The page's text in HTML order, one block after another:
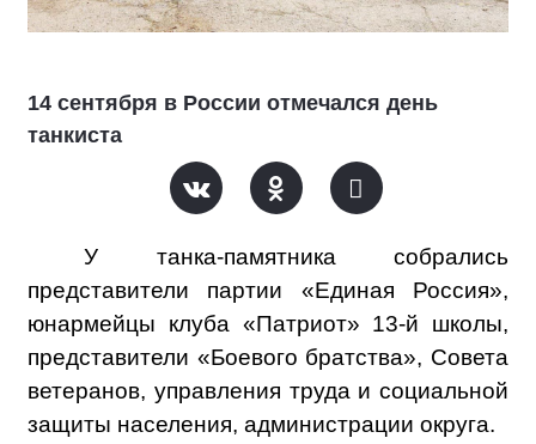
14 сентября в России отмечался день
танкиста
У танка-памятника собрались
представители партии «Единая Россия»,
юнармейцы клуба «Патриот» 13-й школы,
представители «Боевого братства», Совета
ветеранов, управления труда и социальной
защиты населения, администрации округа.